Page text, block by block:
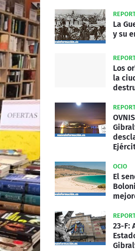
La
y su
Los
la
OCIO
El
23-F: